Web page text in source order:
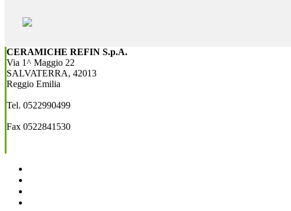
CERAMICHE REFIN S.p.A.
Via 1^ Maggio 22
SALVATERRA, 42013
Reggio Emilia
Tel. 0522990499
Fax 0522841530